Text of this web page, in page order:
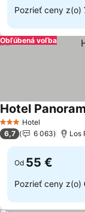
Pozrieť ceny z(o)
Obľúbená voľba
3 Počet hviezdičiek
Hotel
Hotel
6,7 6 063 Los
Od 55 €
Pozrieť ceny z(o)